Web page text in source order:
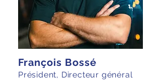
François Bossé
Président, Directeur général